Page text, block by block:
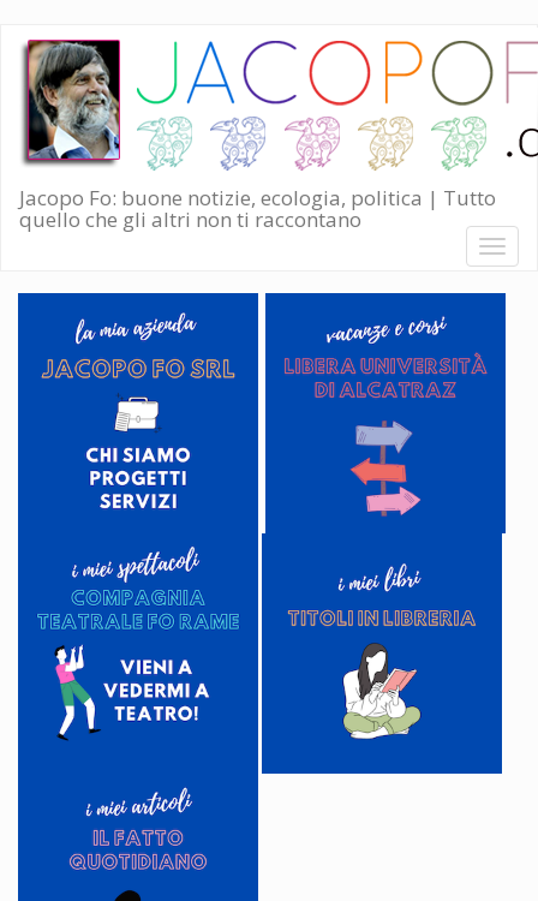
Salta
contenuto
principale
Jacopo Fo: buone notizie, ecologia, politica | Tutto
quello che gli altri non ti raccontano
Toggle